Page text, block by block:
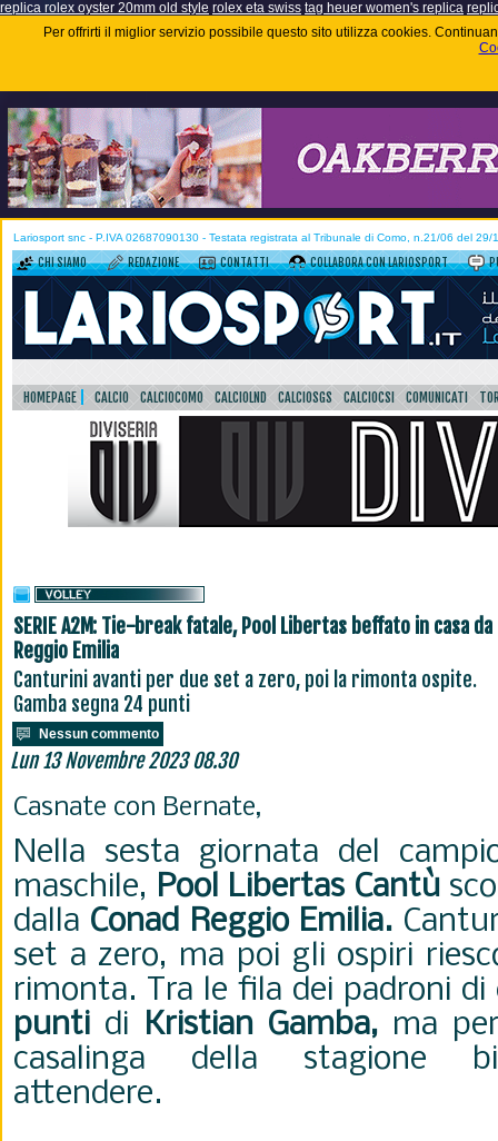
replica rolex oyster 20mm old style rolex eta swiss tag heuer women's replica
Per offrirti il miglior servizio possibile questo sito utilizza cookies.
Lariosport snc - P.IVA 02687090130 - Testata registrata al Tribunale di Como, n.21/06 del 29/
CHI SIAMO REDAZIONE CONTATTI COLLABORA CON LARIOSPORT
HOMEPAGE CALCIO CALCIOCOMO CALCIOLND CALCIOSGS CALCIOCSI COMUNICATI
SERIE A2M: Tie-break fatale, Pool Libertas beffato in casa da
Reggio Emilia
Canturini avanti per due set a zero, poi la rimonta ospite.
Gamba segna 24 punti
Nessun commento
Lun 13 Novembre 2023 08.30
Casnate con Bernate,
Nella sesta giornata del
maschile, Pool Libertas Cantù
dalla Conad Reggio Emilia.
set a zero, ma poi gli ospiri
rimonta. Tra le fila dei padroni di
punti di Kristian Gamba,ma
casalinga della stagione
attendere.